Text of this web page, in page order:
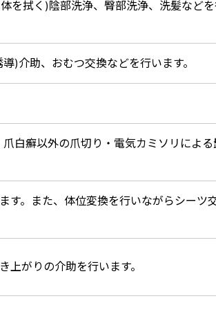
を拭く)陰部洗浄、臀部洗浄、洗髪など
)介助、おむつ交換などを行います。
白癬以外の爪切り・電気カミソリによる
す。また、体位変換を行いながらシーツ
上がりの介助を行います。